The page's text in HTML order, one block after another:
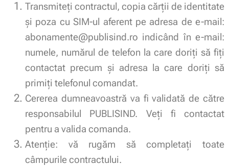
Transmiteți contractul, copia cărții de identitate
și poza cu SIM-ul aferent pe adresa de e-mail:
abonamente@publisind.ro indicând în e-mail:
numele, numărul de telefon la care doriți să fiți
contactat precum și adresa la care doriți să
primiți telefonul comandat.
Cererea dumneavoastră va fi validată de către
responsabilul PUBLISIND. Veți fi contactat
pentru a valida comanda.
Atenție: vă rugăm să completați toate
câmpurile contractului.